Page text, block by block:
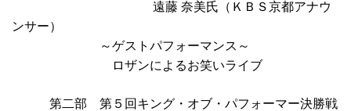
遠藤 奈美氏（ＫＢＳ京都アナウ
ンサー）
～ゲストパフォーマンス～
ロザンによるお笑いライブ
第二部 第５回キング・オブ・パフォーマー決勝戦